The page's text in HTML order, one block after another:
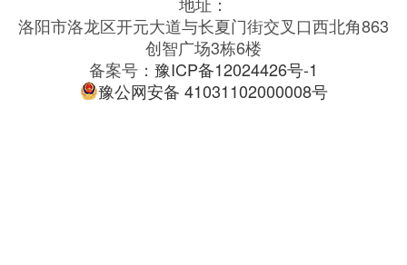
洛阳市洛龙区开元大道与长夏门街交叉口西北角863
创智广场3栋6楼
备案号： 豫ICP备12024426号-1
豫公网安备 41031102000008号